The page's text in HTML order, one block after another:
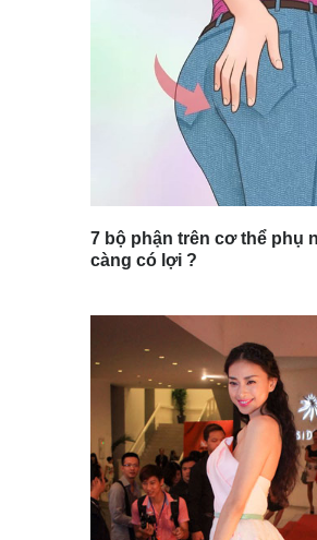
7 bộ phận trên cơ thể phụ
càng có lợi ?